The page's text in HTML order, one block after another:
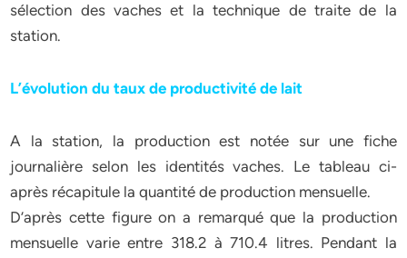
sélection des vaches et la technique de traite de la
station.
L’évolution du taux de productivité de lait
A la station, la production est notée sur une fiche
journalière selon les identités vaches. Le tableau ci-
après récapitule la quantité de production mensuelle.
D’après cette figure on a remarqué que la production
mensuelle varie entre 318.2 à 710.4 litres. Pendant la